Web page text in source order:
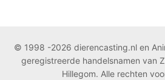
© 1998 -2026 dierencasting.nl en
geregistreerde handelsnamen van
Hillegom. Alle rechten